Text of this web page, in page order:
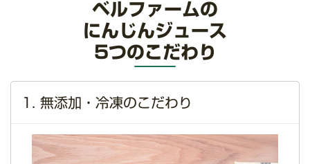
ベルファームの
にんじんジュース
5つのこだわり
1. 無添加・冷凍のこだわり